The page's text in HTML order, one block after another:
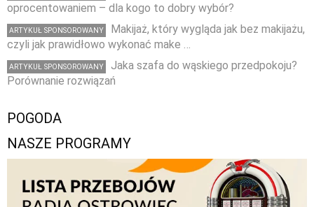
oprocentowaniem – dla kogo to dobry wybór?
ARTYKUŁ SPONSOROWANY
Makijaż, który wygląda jak bez makijażu,
czyli jak prawidłowo wykonać make …
ARTYKUŁ SPONSOROWANY
Jaka szafa do wąskiego przedpokoju?
Porównanie rozwiązań
POGODA
NASZE PROGRAMY